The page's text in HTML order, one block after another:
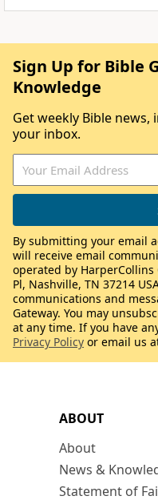
ABOUT
About
News &
Statement of
Sign Up for Bible
Knowledge
Get weekly Bible
your inbox.
By submitting your email
will receive email
operated by
Pl, Nashville, TN 37214
communications and
Gateway. You may
at any time. If you have
Privacy Policy or email us